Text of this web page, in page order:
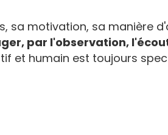
sa motivation, sa manière
par l'observation,
et humain est toujours